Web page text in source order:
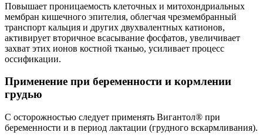
Повышает проницаемость клеточных и митохондриальных
мембран кишечного эпителия, облегчая чрезмембранный
транспорт кальция и других двухвалентных катионов,
активирует вторичное всасывание фосфатов, увеличивает
захват этих ионов костной тканью, усиливает процесс
оссификации.
Применение при беременности и кормлении
грудью
С осторожностью следует применять Вигантол® при
беременности и в период лактации (грудного вскармливания).